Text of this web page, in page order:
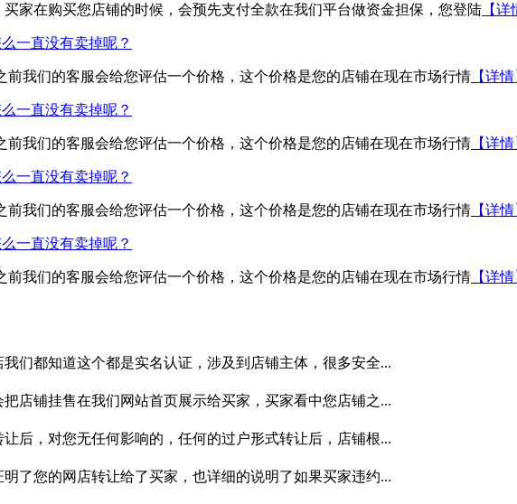
家在购买您店铺的时候，会预先支付全款在我们平台做资金担保，您登陆 【详
一直没有卖掉呢？
我们的客服会给您评估一个价格，这个价格是您的店铺在现在市场行情 【详情
一直没有卖掉呢？
我们的客服会给您评估一个价格，这个价格是您的店铺在现在市场行情 【详情
一直没有卖掉呢？
我们的客服会给您评估一个价格，这个价格是您的店铺在现在市场行情 【详情
一直没有卖掉呢？
我们的客服会给您评估一个价格，这个价格是您的店铺在现在市场行情 【详情
们都知道这个都是实名认证，涉及到店铺主体，很多安全...
店铺挂售在我们网站首页展示给买家，买家看中您店铺之...
后，对您无任何影响的，任何的过户形式转让后，店铺根...
了您的网店转让给了买家，也详细的说明了如果买家违约...